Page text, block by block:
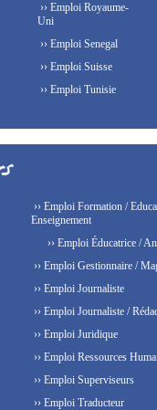
›› Emploi Royaume-
Uni
›› Emploi Senegal
›› Emploi Suisse
›› Emploi Tunisie
›› Emploi Formation /
Enseignement
›› Emploi Éducatrice /
›› Emploi Gestionnaire /
›› Emploi Journaliste
›› Emploi Journaliste /
›› Emploi Juridique
›› Emploi Ressources
›› Emploi Superviseurs
›› Emploi Traducteur